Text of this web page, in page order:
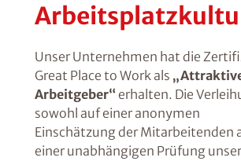
Unser Unternehmen hat die
Great Place to Work als
Arbeitgeber“erhalten. Die
sowohl auf einer anonymen
Einschätzung der Mitarbeitenden
einer unabhängigen Prüfung